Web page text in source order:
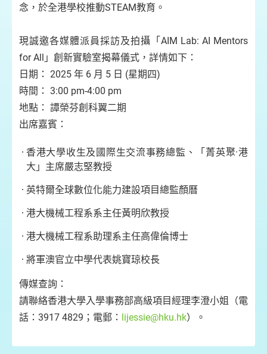
念，於全港學校推動STEAM教育。
現誠邀各媒體派員採訪及拍攝「AIM Lab: AI Mentors
for All」創新實驗室揭幕儀式，詳情如下：
日期： 2025 年 6 月 5 日 (星期四)
時間： 3:00 pm-4:00 pm
地點： 譚榮芬創科翼二期
出席嘉賓：
香港大學收生及國際生交流事務總監、「菁英聚·港
大」主席嚴志堅教授
英特爾全球數位化能力建設項目總監顏曆
港大機械工程系系主任黃明欣教授
港大機械工程系助理系主任高偉倫博士
將軍澳官立中學代表姚寶琼校長
傳媒查詢：
請聯絡香港大學入學事務部高級項目經理李澄小姐（電
話：3917 4829；電郵： lijessie@hku.hk）。